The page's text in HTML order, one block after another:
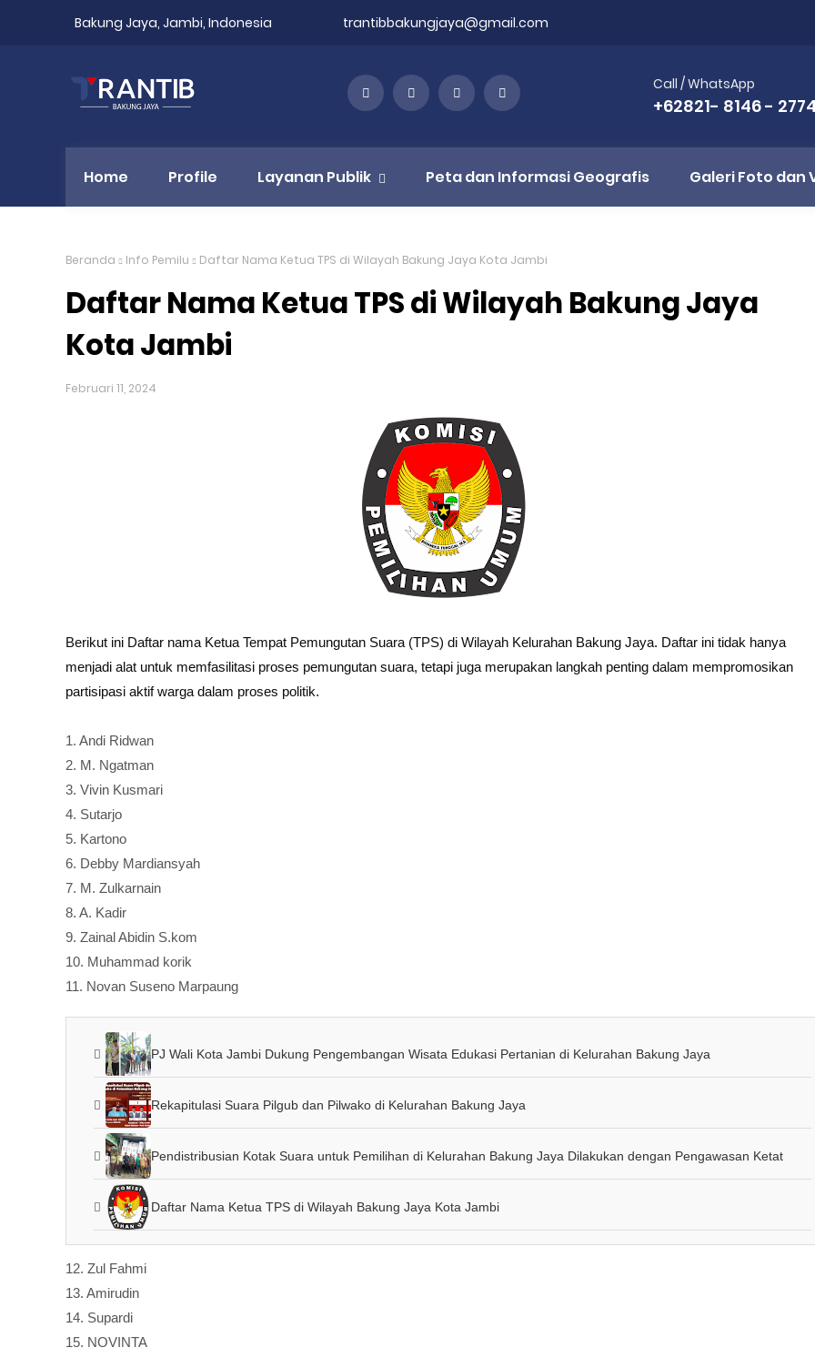
Bakung Jaya, Jambi, Indonesia trantibbakungjaya@gmail.com
Call / WhatsApp
+62821- 8146 - 2774
Home Profile Layanan Publik Peta dan Informasi Geografis Galeri Foto dan
Beranda Info Pemilu Daftar Nama Ketua TPS di Wilayah Bakung Jaya Kota Jambi
Daftar Nama Ketua TPS di Wilayah Bakung Jaya
Kota Jambi
Februari 11, 2024
Berikut ini Daftar nama Ketua Tempat Pemungutan Suara (TPS) di Wilayah Kelurahan Bakung Jaya. Daftar ini tidak hanya
menjadi alat untuk memfasilitasi proses pemungutan suara, tetapi juga merupakan langkah penting dalam mempromosikan
partisipasi aktif warga dalam proses politik.
1. Andi Ridwan
2. M. Ngatman
3. Vivin Kusmari
4. Sutarjo
5. Kartono
6. Debby Mardiansyah
7. M. Zulkarnain
8. A. Kadir
9. Zainal Abidin S.kom
10. Muhammad korik
11. Novan Suseno Marpaung
PJ Wali Kota Jambi Dukung Pengembangan Wisata Edukasi Pertanian di Kelurahan Bakung Jaya
Rekapitulasi Suara Pilgub dan Pilwako di Kelurahan Bakung Jaya
Pendistribusian Kotak Suara untuk Pemilihan di Kelurahan Bakung Jaya Dilakukan dengan Pengawasan Ketat
Daftar Nama Ketua TPS di Wilayah Bakung Jaya Kota Jambi
12. Zul Fahmi
13. Amirudin
14. Supardi
15. NOVINTA